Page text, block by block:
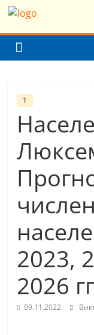
Skip
content
Земли
(мира)
Население
Земли
(мира)
1
2023,
2026
09.11.2022